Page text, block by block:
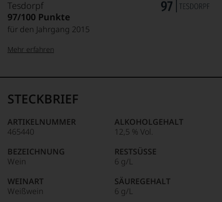
Tesdorpf
97/100 Punkte
für den Jahrgang 2015
95–98 Punkte:
90–94 Punkte:
Name
Tesdorpf
für
»Fine
für
die
edlen
Weine
der
Welt,
Mehr erfahren
STECKBRIEF
ARTIKELNUMMER
465440
BEZEICHNUNG
Wein
WEINART
Weißwein
ALKOHOLGEHALT
12,5 % Vol.
RESTSÜSSE
6 g/L
SÄUREGEHALT
6 g/L